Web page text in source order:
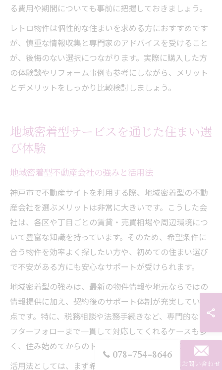
る費用や期間についても事前に把握しておきましょう。
レトロ物件は個性的な住まいを求める方におすすめです
が、慎重な情報収集と専門家のアドバイスを受けること
が、後悔のない選択につながります。実際に購入した方
の体験談やリフォーム事例も参考にしながら、メリット
とデメリットをしっかり比較検討しましょう。
地域密着型サービスを通じた住まい選
び体験
地域密着型不動産会社の強みと活用法
神戸市で不動産サイトを利用する際、地域密着型の不動
産会社を選ぶメリットは非常に大きいです。こうした会
社は、各区や丁目ごとの賃貸・売買相場や周辺環境につ
いて豊富な知識を持っています。そのため、希望条件に
合う物件を効率よく探したい方や、初めての住まい選び
で不安がある方にも安心なサポートが受けられます。
地域密着型の強みは、最新の物件情報や地元ならではの
情報提供に加え、契約後のサポート体制が充実している
点です。特に、税務相談や法務手続きなど、専門的なア
フターフォローまで一貫して対応してくれるケースも多
く、住み始めてからのトラブル防止にもつながります。
活用法としては、まず希望エリアや条件を明確に伝え、
078-754-8646
お問い合わせ